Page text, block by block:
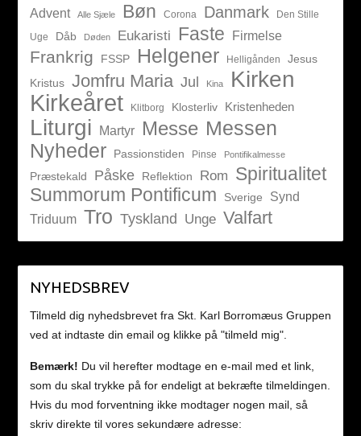
Advent Alle Sjæle Bøn Corona Danmark
Den Stille
Uge
Dåb Døden Eukaristi Faste Firmelse
Frankrig FSSP Helgener Helligånden
Jesus
Kristus Jomfru Maria Jul Kina Kirken
Kirkeåret Klitborg Klosterliv Kristenheden
Liturgi Martyr Messe Messen
Nyheder
Passionstiden Pinse Pontifikalmesse
Præstekald Påske Reflektion Rom Spiritualitet
Summorum Pontificum Sverige
Synd
Triduum Tro Tyskland Unge Valfart
NYHEDSBREV
Tilmeld dig nyhedsbrevet fra Skt. Karl Borromæus Gruppen
ved at indtaste din email og klikke på "tilmeld mig".
Bemærk! Du vil herefter modtage en e-mail med et link,
som du skal trykke på for endeligt at bekræfte tilmeldingen.
Hvis du mod forventning ikke modtager nogen mail, så
skriv direkte til vores sekundære adresse: